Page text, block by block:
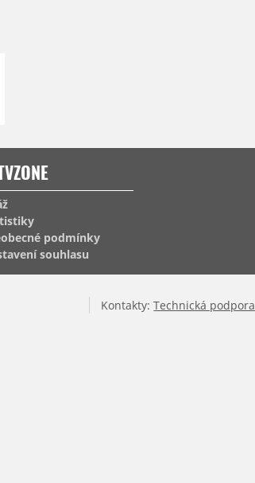
podmínky
souhlasu
Kontakty:Technická podpora